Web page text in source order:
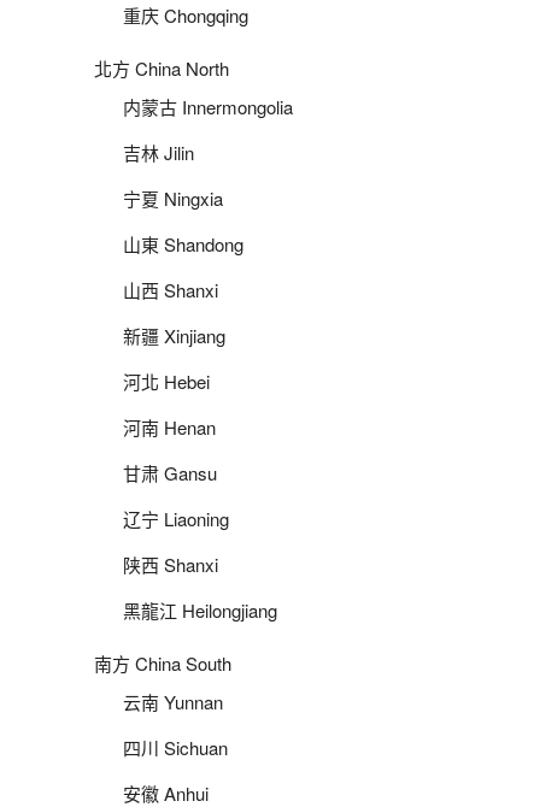
重庆 Chongqing
北方 China North
内蒙古 Innermongolia
吉林 Jilin
宁夏 Ningxia
山東 Shandong
山西 Shanxi
新疆 Xinjiang
河北 Hebei
河南 Henan
甘肃 Gansu
辽宁 Liaoning
陕西 Shanxi
黑龍江 Heilongjiang
南方 China South
云南 Yunnan
四川 Sichuan
安徽 Anhui